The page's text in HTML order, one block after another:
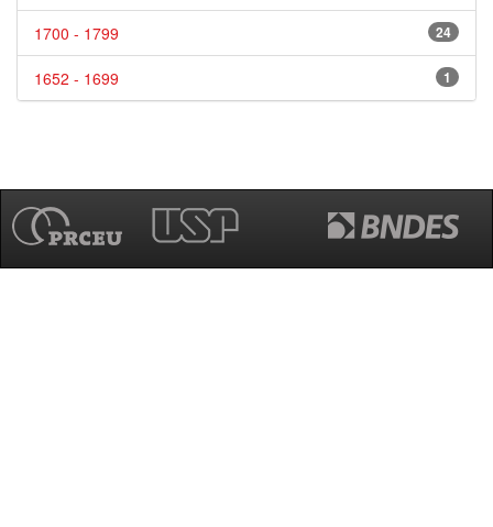
24
1700 - 1799
1
1652 - 1699